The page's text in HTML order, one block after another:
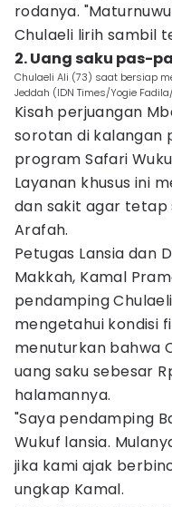
rodanya.
Chulaeli lirih sambil
2. Uang saku pas-
Chulaeli Ali (73) saat bersiap
Jeddah (IDN Times/Yogie
Kisah perjuangan
sorotan di kalangan
program Safari
Layanan khusus ini
dan sakit agar tetap
Arafah.
Petugas Lansia dan
Makkah, Kamal
pendamping
mengetahui kondisi
menuturkan bahwa
uang saku sebesar
halamannya.
"Saya pendamping
Wukuf lansia.
jika kami ajak
ungkap Kamal.